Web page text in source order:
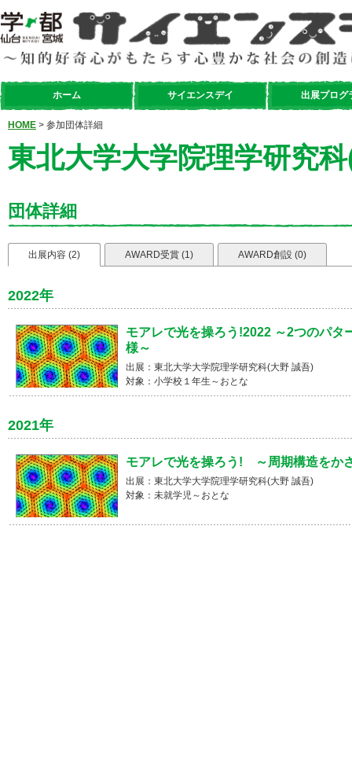
ホーム サイエンスデイ 出展プログ
HOME > 参加団体詳細
東北大学大学院理学研究
団体詳細
出展内容 (2) AWARD受賞 (1) AWARD創設 (0)
2022年
モアレで光を操ろう!2022 ～2つのパタ
様～
出展：東北大学大学院理学研究科(大野 誠吾)
対象：小学校１年生～おとな
2021年
モアレで光を操ろう! ～周期構造をか
出展：東北大学大学院理学研究科(大野 誠吾)
対象：未就学児～おとな